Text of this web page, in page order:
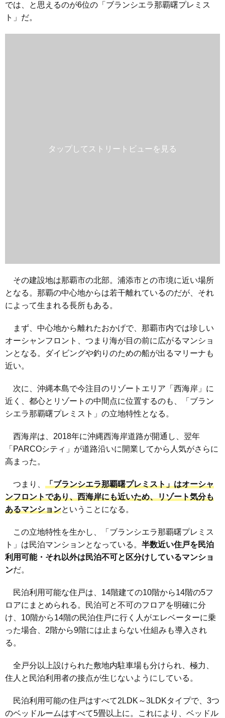
では、と思えるのが6位の「ブランシエラ那覇曙プレミス
ト」だ。
その建設地は那覇市の北部。浦添市との市境に近い場所
となる。那覇の中心地からは若干離れているのだが、それ
によって生まれる長所もある。
まず、中心地から離れたおかげで、那覇市内では珍しい
オーシャンフロント、つまり海が目の前に広がるマンショ
ンとなる。ダイビングや釣りのための船が出るマリーナも
近い。
次に、沖縄本島で今注目のリゾートエリア「西海岸」に
近く、都心とリゾートの中間点に位置するのも、「ブラン
シエラ那覇曙プレミスト」の立地特性となる。
西海岸は、2018年に沖縄西海岸道路が開通し、翌年
「PARCOシティ」が道路沿いに開業してから人気がさらに
高まった。
つまり、 「ブランシエラ那覇曙プレミスト」はオーシャ
ンフロントであり、西海岸にも近いため、リゾート気分も
あるマンションということになる。
この立地特性を生かし、「ブランシエラ那覇曙プレミス
ト」は民泊マンションとなっている。 半数近い住戸を民泊
利用可能・それ以外は民泊不可と区分けしているマンショ
ンだ。
民泊利用可能な住戸は、14階建ての10階から14階の5フ
ロアにまとめられる。民泊可と不可のフロアを明確に分
け、10階から14階の民泊住戸に行く人がエレベーターに乗
った場合、2階から9階には止まらない仕組みも導入され
る。
全戸分以上設けられた敷地内駐車場も分けられ、極力、
住人と民泊利用者の接点が生じないようにしている。
民泊利用可能の住戸はすべて2LDK～3LDKタイプで、3つ
のベッドルームはすべて5畳以上に。これにより、ベッドル